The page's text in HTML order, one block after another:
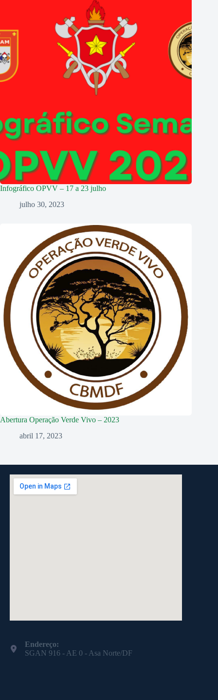
Infográfico OPVV – 17 a 23 julho
julho 30, 2023
Abertura Operação Verde Vivo – 2023
abril 17, 2023
Endereço:
SGAN 916 - AE 0 - Asa Norte/DF